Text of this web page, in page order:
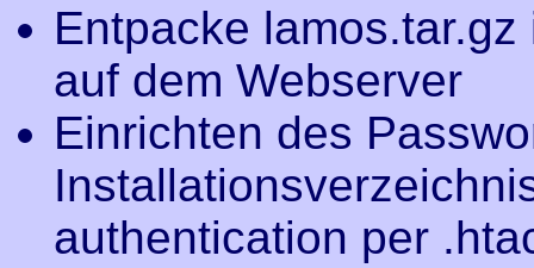
Entpacke
auf dem Webserver
Einrichten des
authentication per